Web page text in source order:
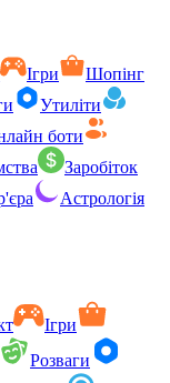
Ігри
Шопінг
Утиліти
боти
Заробіток
Астрологія
Ігри
Розваги